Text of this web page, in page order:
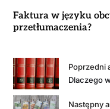
Faktura w języku
przetłumaczenia?
Poprzedni
Dlaczego
Następny